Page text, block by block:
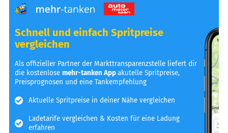
Schnell und einfach Spritpreise
vergleichen
Als offizieller Partner der Markttransparenzstelle liefert dir
die kostenlosemehr-tanken Appakutelle Spritpreise,
Preisprognosen und eine Tankempfehlung
Aktuelle Spritpreise in deiner Nähe vergleichen
Ladetarife vergleichen & Kosten für eine Ladung
erfahren